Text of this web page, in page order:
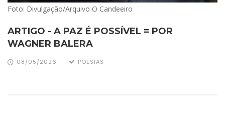
Foto: Divulgação/Arquivo O Candeeiro
ARTIGO - A PAZ É POSSÍVEL = POR
WAGNER BALERA
08/05/2026 POESIAS